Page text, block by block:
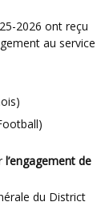
au service
l’engagement de
du District